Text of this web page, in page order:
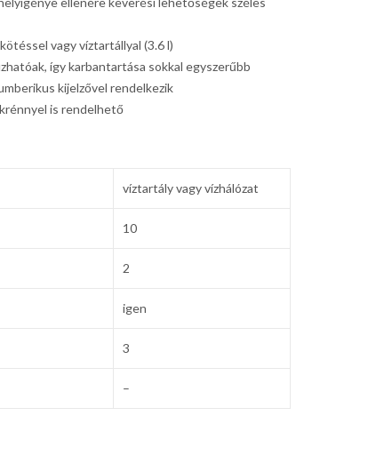
vagy víztartállyal (3.6 l)
így karbantartása sokkal egyszerűbb
kijelzővel rendelkezik
is rendelhető
víztartály vagy vízhálózat
10
2
igen
3
–